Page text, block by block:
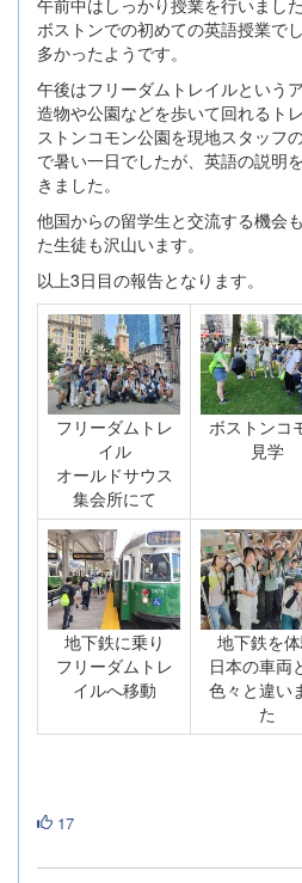
午前中はしっかり授業を行いました
ボストンでの初めての英語授業で
多かったようです。
午後はフリーダムトレイルという
造物や公園などを歩いて回れるト
ストンコモン公園を現地スタッフ
で暑い一日でしたが、英語の説明
きました。
他国からの留学生と交流する機会
た生徒も沢山います。
以上3日目の報告となります。
フリーダムトレ
イル
オールドサウス
集会所にて
ボストンコ
見学
地下鉄に乗り
フリーダムトレ
イルへ移動
地下鉄を
日本の車両
色々と違い
た
17